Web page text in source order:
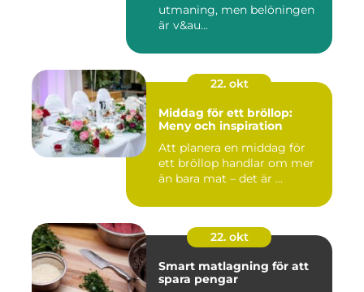
utmaning, men belöningen
är v&au...
22. okt
Middag för ett bröllop:
Meny och inspiration
Att planera en middag för
ett bröllop handlar om mer
än bara mat – det är ...
22. okt
Smart matlagning för att
spara pengar